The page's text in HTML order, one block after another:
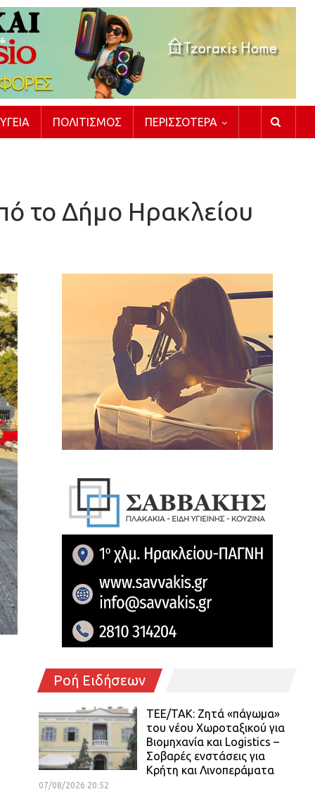
ΥΓΕΊΑ ΠΟΛΙΤΙΣΜΌΣ ΠΕΡΙΣΣΌΤΕΡΑ
το Δήμο Ηρακλείου
Ροή Ειδήσεων
ΤΕΕ/ΤΑΚ: Ζητά «πάγωμα»
του νέου Χωροταξικού για
Βιομηχανία και Logistics –
Σοβαρές ενστάσεις για
Κρήτη και Λινοπεράματα
07/08/2026 20:52